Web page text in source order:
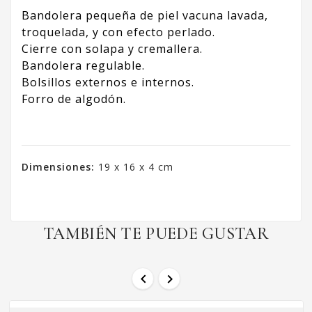
Bandolera pequeña de piel vacuna lavada,
troquelada, y con efecto perlado.
Cierre con solapa y cremallera.
Bandolera regulable.
Bolsillos externos e internos.
Forro de algodón.
Dimensiones: 19 x 16 x 4 cm
TAMBIÉN TE PUEDE GUSTAR
 